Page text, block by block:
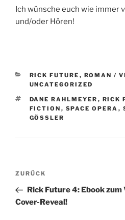
Ich wünsche euch wie immer
und/oder Hören!
KATEGORIEN
RICK FUTURE , ROMAN /
UNCATEGORIZED
SCHLAGWÖRTER
DANE RAHLMEYER , RICK
FICTION , SPACE OPERA ,
GÖSSLER
Beitragsnavigation
Vorheriger
Beitrag
ZURÜCK
Rick Future 4: Ebook
Cover-Reveal!